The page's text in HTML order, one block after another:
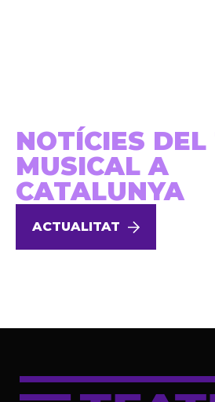
NOTÍCIES
MUSICAL A
CATALUNYA
ACTUALITAT